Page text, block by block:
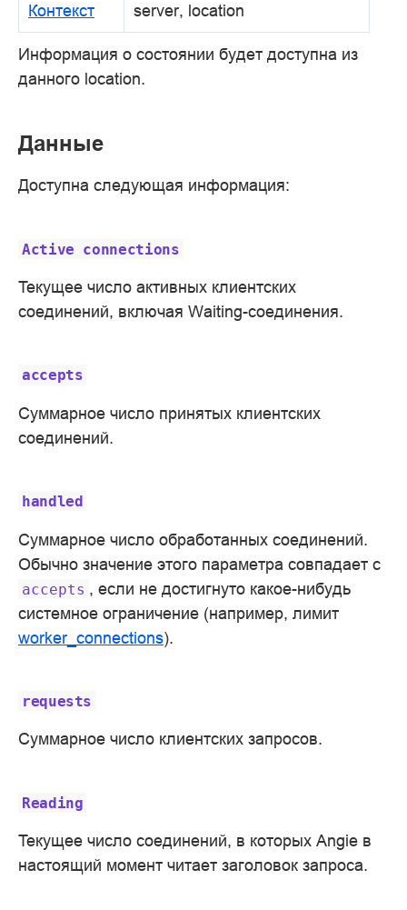
Контекст server, location
Информация о состоянии будет доступна из
данного location.
Данные
Доступна следующая информация:
Active connections
Текущее число активных клиентских
соединений, включая Waiting-соединения.
accepts
Суммарное число принятых клиентских
соединений.
handled
Суммарное число обработанных соединений.
Обычно значение этого параметра совпадает с
accepts , если не достигнуто какое-нибудь
системное ограничение (например, лимит
worker_connections).
requests
Суммарное число клиентских запросов.
Reading
Текущее число соединений, в которых Angie в
настоящий момент читает заголовок запроса.